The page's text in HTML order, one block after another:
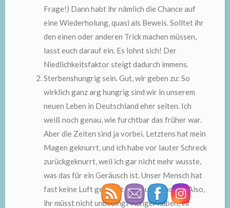
Frage!) Dann habt ihr nämlich die Chance auf
eine Wiederholung, quasi als Beweis. Solltet ihr
den einen oder anderen Trick machen müssen,
lasst euch darauf ein. Es lohnt sich! Der
Niedlichkeitsfaktor steigt dadurch immens.
Sterbenshungrig sein. Gut, wir geben zu: So
wirklich ganz arg hungrig sind wir in unserem
neuen Leben in Deutschland eher selten. Ich
weiß noch genau, wie furchtbar das früher war.
Aber die Zeiten sind ja vorbei. Letztens hat mein
Magen geknurrt, und ich habe vor lauter Schreck
zurückgeknurrt, weil ich gar nicht mehr wusste,
was das für ein Geräusch ist. Unser Mensch hat
fast keine Luft gekriegt vor lauter Lachen. Also,
ihr müsst nicht unbedingt Hunger haben, ihr